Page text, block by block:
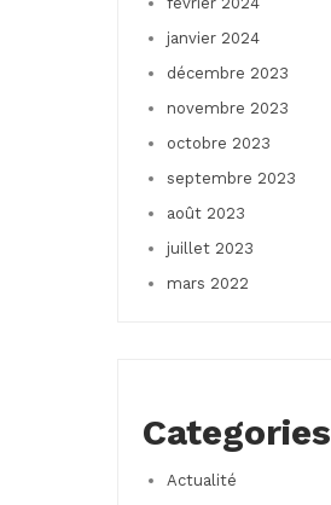
janvier 2024
décembre 2023
novembre 2023
octobre 2023
septembre 2023
août 2023
juillet 2023
mars 2022
Categories
Actualité